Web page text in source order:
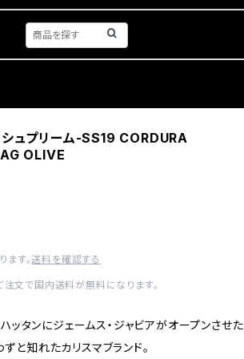
-シュプリーム-SS19 CORDURA
OLIVE
ます。送料を確認する
文で国内送料が無料になります。
ッタンにジェームス・ジャビアがオープンさせた
と知れたカリスマブランド。